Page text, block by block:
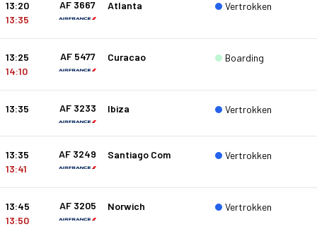
13:20
13:35
AF 3667 Atlanta Vertrokken
13:25
14:10
AF 5477 Curacao Boarding
13:35 AF 3233 Ibiza Vertrokken
13:35
13:41
AF 3249 Santiago Com Vertrokken
13:45
13:50
AF 3205 Norwich Vertrokken